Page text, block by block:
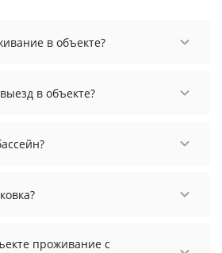
в объекте?
нужные даты и количество
в объекте?
у менеджера, возможно,
проживание с